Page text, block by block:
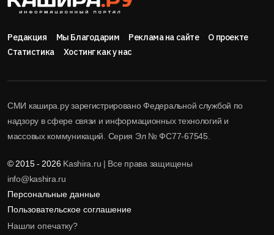
Редакция Мы Благодарим Реклама на сайте
О проекте
Статистика
Хостинг как у нас
СМИ кашира.ру зарегистрировано Федеральной службой по
надзору в сфере связи и информационных технологий и
массовых коммуникаций. Серия Эл № ФС77-67545.
© 2015 - 2026Kashira.ru | Все права защищены
info@kashira.ru
Персональные данные
Пользовательское соглашение
Нашли опечатку?